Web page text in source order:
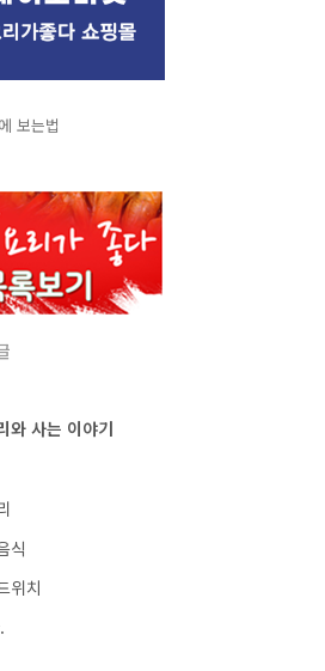
보는법
와 사는 이야기
식
위치